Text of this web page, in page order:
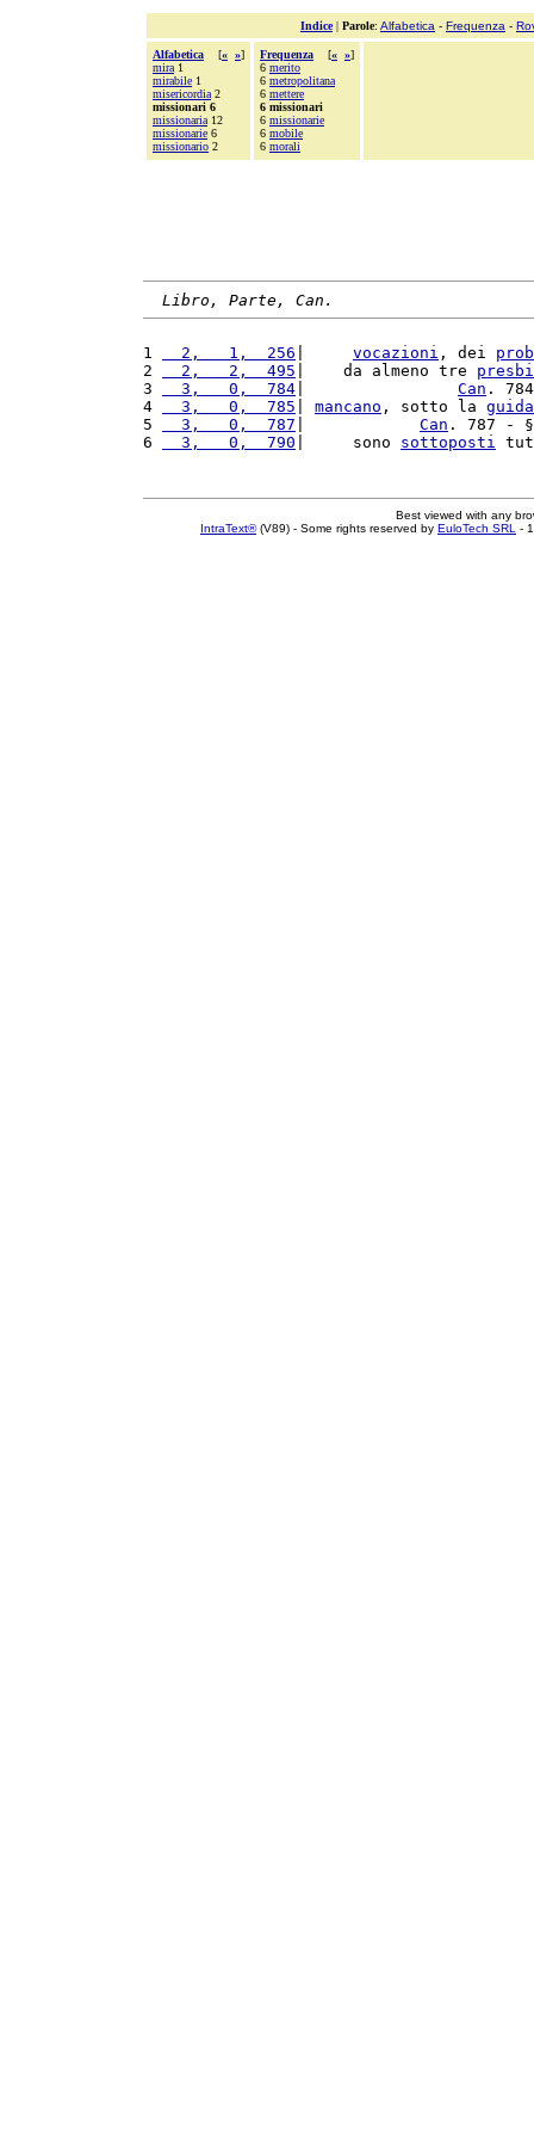
Indice| Parole: Alfabetica - Frequenza -
Alfabetica [« »]
mira 1
mirabile 1
misericordia 2
missionari 6
missionaria 12
missionarie 6
missionario 2
Frequenza [« »]
6 merito
6 metropolitana
6 mettere
6 missionari
6 missionarie
6 mobile
6 morali
Libro, Parte, Can.
1
  2,   1,  256
vocazioni , dei
2
  2,   2,  495
|    da almeno tre
3
  3,   0,  784
Can .
4
  3,   0,  785
mancano , sotto la guida
5
  3,   0,  787
Can . 787 -
6
  3,   0,  790
|     sono sottoposti
Best viewed with any
IntraText®(V89) - Some rights reserved by EuloTech SRL -